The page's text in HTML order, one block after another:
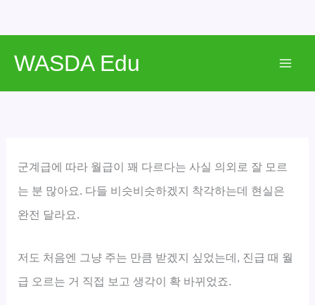
WASDA Edu
군계급에 따라 월급이 꽤 다르다는 사실 의외로 잘 모르
는 분 많아요. 다들 비슷비슷하겠지 착각하는데 현실은
완전 달라요.
저도 처음엔 그냥 주는 만큼 받겠지 싶었는데, 진급 때 월
급 오르는 거 직접 보고 생각이 확 바뀌었죠.